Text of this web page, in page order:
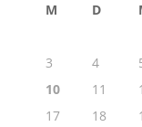
M D
3
4
10
11
17
18